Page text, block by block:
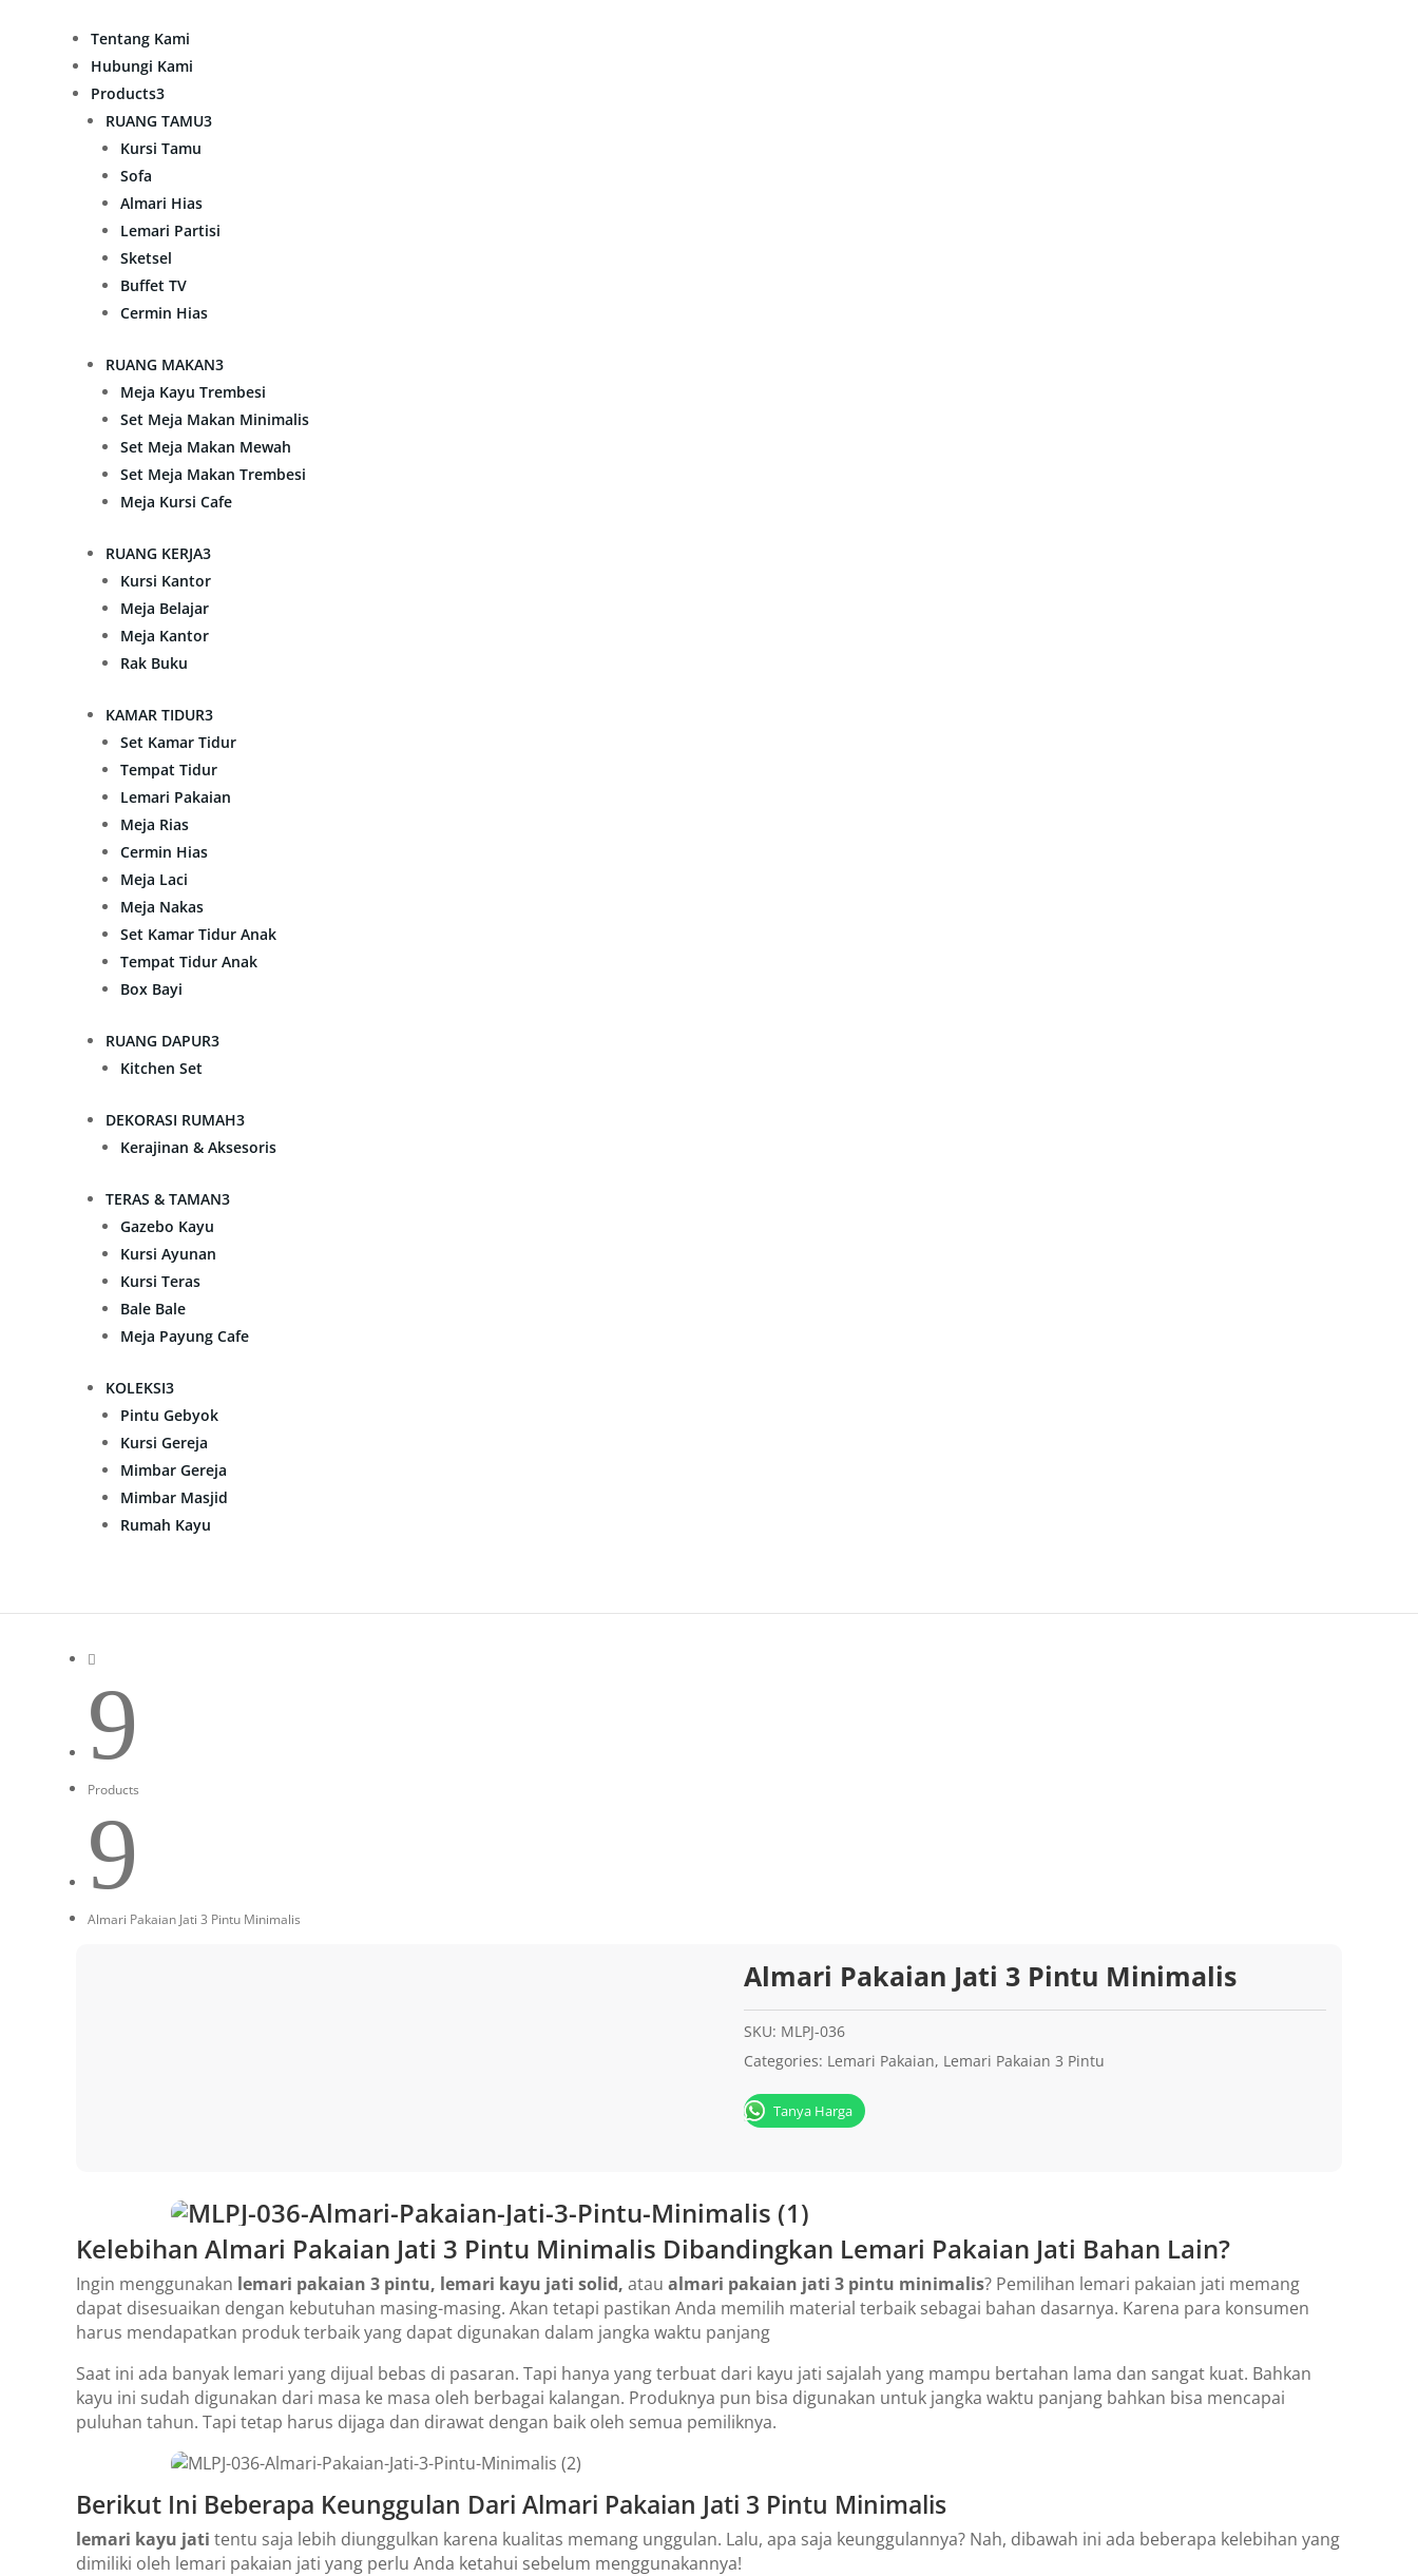
Tentang Kami
Hubungi Kami
Products3
RUANG TAMU3
Kursi Tamu
Sofa
Almari Hias
Lemari Partisi
Sketsel
Buffet TV
Cermin Hias
RUANG MAKAN3
Meja Kayu Trembesi
Set Meja Makan Minimalis
Set Meja Makan Mewah
Set Meja Makan Trembesi
Meja Kursi Cafe
RUANG KERJA3
Kursi Kantor
Meja Belajar
Meja Kantor
Rak Buku
KAMAR TIDUR3
Set Kamar Tidur
Tempat Tidur
Lemari Pakaian
Meja Rias
Cermin Hias
Meja Laci
Meja Nakas
Set Kamar Tidur Anak
Tempat Tidur Anak
Box Bayi
RUANG DAPUR3
Kitchen Set
DEKORASI RUMAH3
Kerajinan & Aksesoris
TERAS & TAMAN3
Gazebo Kayu
Kursi Ayunan
Kursi Teras
Bale Bale
Meja Payung Cafe
KOLEKSI3
Pintu Gebyok
Kursi Gereja
Mimbar Gereja
Mimbar Masjid
Rumah Kayu

9
Products
9
Almari Pakaian Jati 3 Pintu Minimalis
Almari Pakaian Jati 3 Pintu Minimalis
SKU: MLPJ-036
Categories: Lemari Pakaian, Lemari Pakaian 3 Pintu
Tanya Harga
Kelebihan Almari Pakaian Jati 3 Pintu Minimalis Dibandingkan Lemari Pakaian Jati Bahan Lain?
Ingin menggunakan lemari pakaian 3 pintu, lemari kayu jati solid, atau almari pakaian jati 3 pintu minimalis? Pemilihan lemari pakaian jati memang
dapat disesuaikan dengan kebutuhan masing-masing. Akan tetapi pastikan Anda memilih material terbaik sebagai bahan dasarnya. Karena para konsumen
harus mendapatkan produk terbaik yang dapat digunakan dalam jangka waktu panjang
Saat ini ada banyak lemari yang dijual bebas di pasaran. Tapi hanya yang terbuat dari kayu jati sajalah yang mampu bertahan lama dan sangat kuat. Bahkan
kayu ini sudah digunakan dari masa ke masa oleh berbagai kalangan. Produknya pun bisa digunakan untuk jangka waktu panjang bahkan bisa mencapai
puluhan tahun. Tapi tetap harus dijaga dan dirawat dengan baik oleh semua pemiliknya.
Berikut Ini Beberapa Keunggulan Dari Almari Pakaian Jati 3 Pintu Minimalis
lemari kayu jati tentu saja lebih diunggulkan karena kualitas memang unggulan. Lalu, apa saja keunggulannya? Nah, dibawah ini ada beberapa kelebihan yang
dimiliki oleh lemari pakaian jati yang perlu Anda ketahui sebelum menggunakannya!